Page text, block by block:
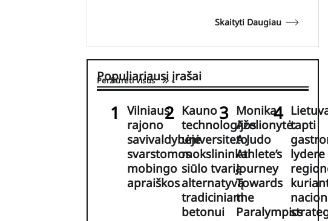
Skaityti Daugiau
Populiariausi įrašai
Peržiūrėti visus
Vilniaus
rajono
savivaldybėje
svarstomos
mobingo
apraiškos
Kauno
technologijos
universiteto
mokslininkai
siūlo tvarią
alternatyvą
tradiciniam
betonui
Monika
Aželionytė:
A Judo
Athlete’s
Journey
Towards
the
Paralympics
tapti
lydere